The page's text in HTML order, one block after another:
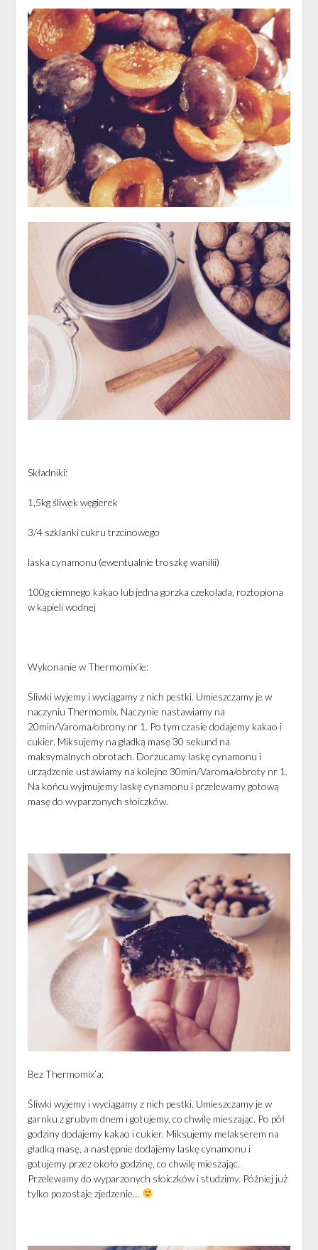
Składniki:
1,5kg śliwek węgierek
3/4 szklanki cukru trzcinowego
laska cynamonu (ewentualnie troszkę wanilii)
100g ciemnego kakao lub jedna gorzka czekolada, roztopiona
w kąpieli wodnej
Wykonanie w Thermomix’ie:
Śliwki wyjemy i wyciągamy z nich pestki. Umieszczamy je w
naczyniu Thermomix. Naczynie nastawiamy na
20min/Varoma/obrony nr 1. Po tym czasie dodajemy kakao i
cukier. Miksujemy na gładką masę 30 sekund na
maksymalnych obrotach. Dorzucamy laskę cynamonu i
urządzenie ustawiamy na kolejne 30min/Varoma/obroty nr 1.
Na końcu wyjmujemy laskę cynamonu i przelewamy gotową
masę do wyparzonych słoiczków.
Bez Thermomix’a:
Śliwki wyjemy i wyciągamy z nich pestki. Umieszczamy je w
garnku z grubym dnem i gotujemy, co chwilę mieszając. Po pół
godziny dodajemy kakao i cukier. Miksujemy melakserem na
gładką masę, a następnie dodajemy laskę cynamonu i
gotujemy przez około godzinę, co chwilę mieszając.
Przelewamy do wyparzonych słoiczków i studzimy. Później już
tylko pozostaje zjedzenie…